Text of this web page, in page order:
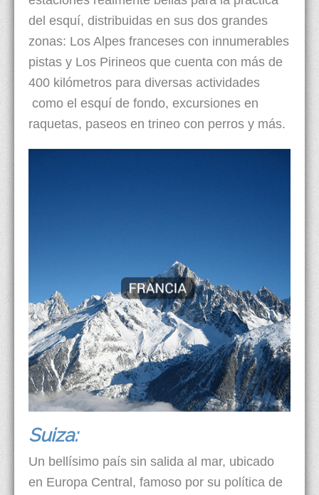
del esquí, distribuidas en sus dos grandes
zonas: Los Alpes franceses con innumerables
pistas y Los Pirineos que cuenta con más de
400 kilómetros para diversas actividades
como el esquí de fondo, excursiones en
raquetas, paseos en trineo con perros y más.
Suiza:
Un bellísimo país sin salida al mar, ubicado
en Europa Central, famoso por su política de